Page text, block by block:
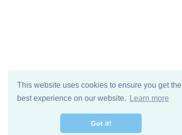
This website uses cookies to ensure you get the
best experience on our website.
Learn more
Got it!